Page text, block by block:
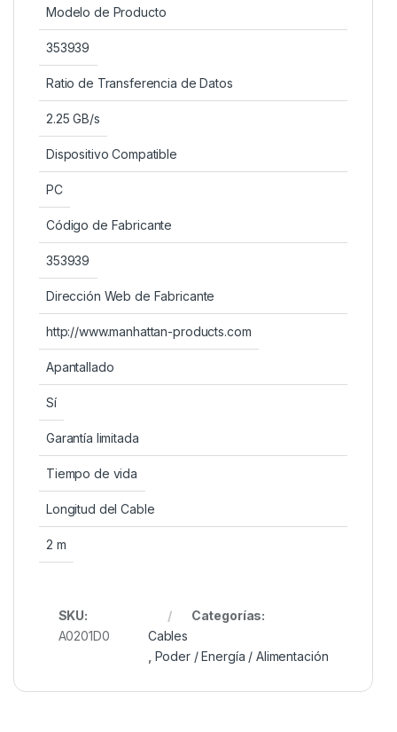
Modelo de Producto
353939
Ratio de Transferencia de Datos
2.25 GB/s
Dispositivo Compatible
PC
Código de Fabricante
353939
Dirección Web de Fabricante
http://www.manhattan-products.com
Apantallado
Sí
Garantía limitada
Tiempo de vida
Longitud del Cable
2 m
SKU:
A0201D0
Categorías:
Cables
Poder / Energía / Alimentación